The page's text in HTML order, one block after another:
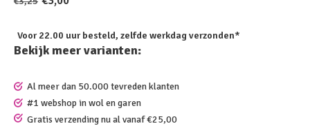
Voor 22.00 uur besteld, zelfde werkdag verzonden*
Bekijk meer varianten:
Al meer dan 50.000 tevreden klanten
#1 webshop in wol en garen
Gratis verzending nu al vanaf €25,00